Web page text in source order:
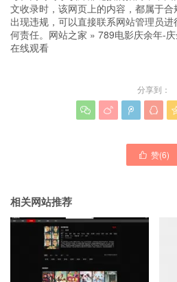
文收录时，该网页上的内容，都属于
出现违规，可以直接联系网站管理员
何责任。 网站之家 » 789电影庆余年-
在线观看
分享到：
   
 赞(6)
相关网站推荐